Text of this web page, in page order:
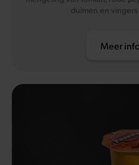
duimen en vingers
Meer